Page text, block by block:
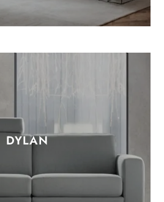
DYLAN